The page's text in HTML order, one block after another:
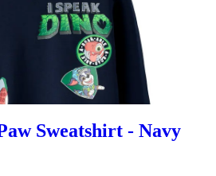
Sweatshirt - Navy